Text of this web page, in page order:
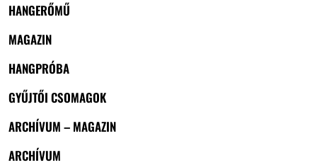
HANGERŐMŰ
MAGAZIN
HANGPRÓBA
GYŰJTŐI CSOMAGOK
ARCHÍVUM – MAGAZIN
ARCHÍVUM